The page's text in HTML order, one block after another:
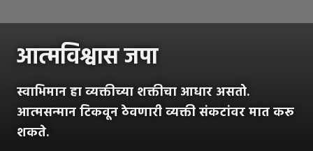
आत्मविश्वास जपा
स्वाभिमान हा व्यक्तीच्या शक्तीचा आधार असतो.
आत्मसन्मान टिकवून ठेवणारी व्यक्ती संकटांवर मात करू
शकते.